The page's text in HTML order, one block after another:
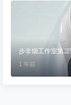
步非烟工作室第
1 年前